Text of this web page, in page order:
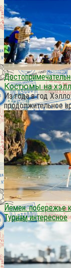
Костюмы на
Из года в год
продолжительное
Йемен. побережье
Туризм интересное